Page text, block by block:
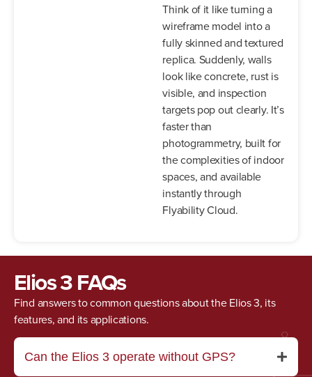
Think of it like turning a
wireframe model into a
fully skinned and textured
replica. Suddenly, walls
look like concrete, rust is
visible, and inspection
targets pop out clearly. It’s
faster than
photogrammetry, built for
the complexities of indoor
spaces, and available
instantly through
Flyability Cloud.
Elios 3 FAQs
Find answers to common questions about the Elios 3, its
features, and its applications.
Can the Elios 3 operate without GPS?